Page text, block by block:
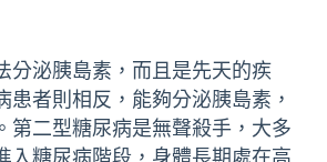
分泌胰島素，而且是先天的疾
患者則相反，能夠分泌胰島素，
第二型糖尿病是無聲殺手，大多
入糖尿病階段，身體長期處在高